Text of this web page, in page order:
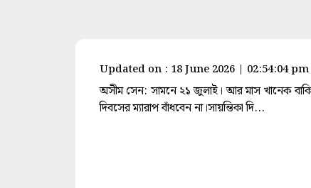
Updated on : 18 June 2026 | 02:54:04 pm
অসীম সেন: সামনে ২১ জুলাই। আর মাস খানেক
দিবসের ম্যারাপ বাঁধবেন না।সায়ন্তিকা দি...